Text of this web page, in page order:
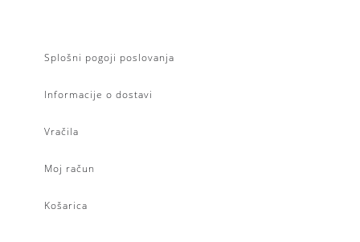
Splošni pogoji poslovanja
Informacije o dostavi
Vračila
Moj račun
Košarica